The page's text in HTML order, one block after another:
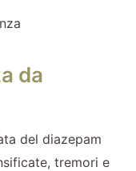
da
del diazepam
tremori e